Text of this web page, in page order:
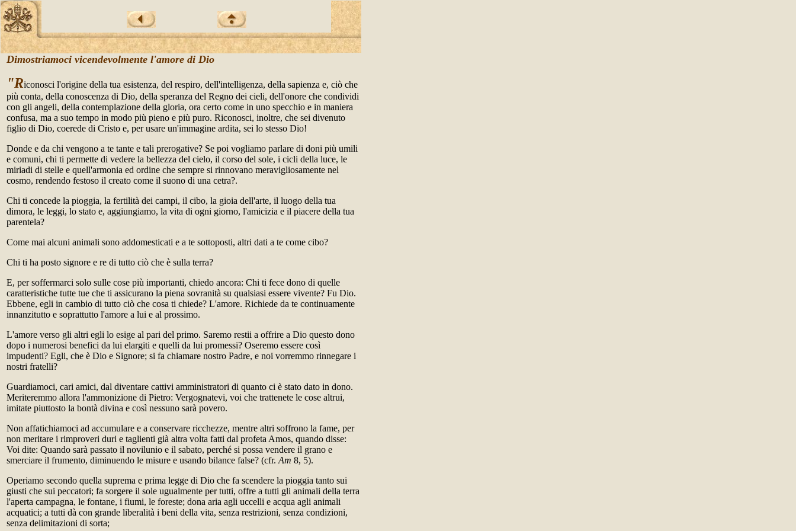
Dimostriamoci vicendevolmente l'amore di Dio
"Riconosci l'origine della tua esistenza, del respiro, dell'intelligenza, della sapienza e, ciò che
più conta, della conoscenza di Dio, della speranza del Regno dei cieli, dell'onore che condividi
con gli angeli, della contemplazione della gloria, ora certo come in uno specchio e in maniera
confusa, ma a suo tempo in modo più pieno e più puro. Riconosci, inoltre, che sei divenuto
figlio di Dio, coerede di Cristo e, per usare un'immagine ardita, sei lo stesso Dio!
Donde e da chi vengono a te tante e tali prerogative? Se poi vogliamo parlare di doni più umili
e comuni, chi ti permette di vedere la bellezza del cielo, il corso del sole, i cicli della luce, le
miriadi di stelle e quell'armonia ed ordine che sempre si rinnovano meravigliosamente nel
cosmo, rendendo festoso il creato come il suono di una cetra?.
Chi ti concede la pioggia, la fertilità dei campi, il cibo, la gioia dell'arte, il luogo della tua
dimora, le leggi, lo stato e, aggiungiamo, la vita di ogni giorno, l'amicizia e il piacere della tua
parentela?
Come mai alcuni animali sono addomesticati e a te sottoposti, altri dati a te come cibo?
Chi ti ha posto signore e re di tutto ciò che è sulla terra?
E, per soffermarci solo sulle cose più importanti, chiedo ancora: Chi ti fece dono di quelle
caratteristiche tutte tue che ti assicurano la piena sovranità su qualsiasi essere vivente? Fu Dio.
Ebbene, egli in cambio di tutto ciò che cosa ti chiede? L'amore. Richiede da te continuamente
innanzitutto e soprattutto l'amore a lui e al prossimo.
L'amore verso gli altri egli lo esige al pari del primo. Saremo restii a offrire a Dio questo dono
dopo i numerosi benefici da lui elargiti e quelli da lui promessi? Oseremo essere così
impudenti? Egli, che è Dio e Signore; si fa chiamare nostro Padre, e noi vorremmo rinnegare i
nostri fratelli?
Guardiamoci, cari amici, dal diventare cattivi amministratori di quanto ci è stato dato in dono.
Meriteremmo allora l'ammonizione di Pietro: Vergognatevi, voi che trattenete le cose altrui,
imitate piuttosto la bontà divina e così nessuno sarà povero.
Non affatichiamoci ad accumulare e a conservare ricchezze, mentre altri soffrono la fame, per
non meritare i rimproveri duri e taglienti già altra volta fatti dal profeta Amos, quando disse:
Voi dite: Quando sarà passato il novilunio e il sabato, perché si possa vendere il grano e
smerciare il frumento, diminuendo le misure e usando bilance false? (cfr. Am 8, 5).
Operiamo secondo quella suprema e prima legge di Dio che fa scendere la pioggia tanto sui
giusti che sui peccatori; fa sorgere il sole ugualmente per tutti, offre a tutti gli animali della terra
l'aperta campagna, le fontane, i fiumi, le foreste; dona aria agli uccelli e acqua agli animali
acquatici; a tutti dà con grande liberalità i beni della vita, senza restrizioni, senza condizioni,
senza delimitazioni di sorta;